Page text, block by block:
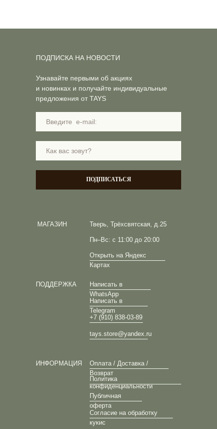
Тверь, Трёхсвятская, д.25
Пн–Вс: с 11:00 до 20:00
Открыть на Яндекс
Картах
МАГАЗИН
ПОДДЕРЖКА
Написать в
WhatsApp
Написать в
Telegram
+7 (910) 838-03-89
tays.store@yandex.ru
ИНФОРМАЦИЯ
Оплата / Доставка /
Возврат
Политика
конфиденциальности
Публичная
оферта
Согласие на обработку
кукис
Узнавайте первыми об акциях
и новинках и получайте индивидуальные
предложения от TAYS
ПОДПИСАТЬСЯ
ПОДПИСКА НА НОВОСТИ